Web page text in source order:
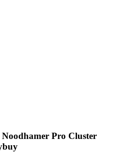
Noodhamer Pro Cluster